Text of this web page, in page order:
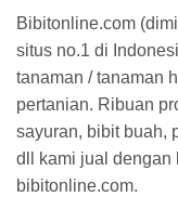
Bibitonline.com
situs no.1 di
tanaman / tanaman
pertanian. Ribuan
sayuran, bibit buah,
dll kami jual dengan
bibitonline.com.